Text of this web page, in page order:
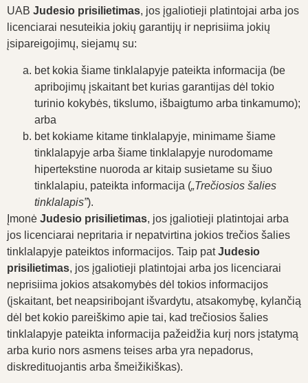
UAB Judesio prisilietimas, jos įgaliotieji platintojai arba jos
licenciarai nesuteikia jokių garantijų ir neprisiima jokių
įsipareigojimų, siejamų su:
bet kokia šiame tinklalapyje pateikta informacija (be
apribojimų įskaitant bet kurias garantijas dėl tokio
turinio kokybės, tikslumo, išbaigtumo arba tinkamumo);
arba
bet kokiame kitame tinklalapyje, minimame šiame
tinklalapyje arba šiame tinklalapyje nurodomame
hipertekstine nuoroda ar kitaip susietame su šiuo
tinklalapiu, pateikta informacija („Trečiosios šalies
tinklalapis”).
Įmonė Judesio prisilietimas, jos įgaliotieji platintojai arba
jos licenciarai nepritaria ir nepatvirtina jokios trečios šalies
tinklalapyje pateiktos informacijos. Taip patJudesio
prisilietimas, jos įgaliotieji platintojai arba jos licenciarai
neprisiima jokios atsakomybės dėl tokios informacijos
(įskaitant, bet neapsiribojant išvardytu, atsakomybę, kylančią
dėl bet kokio pareiškimo apie tai, kad trečiosios šalies
tinklalapyje pateikta informacija pažeidžia kurį nors įstatymą
arba kurio nors asmens teises arba yra nepadorus,
diskredituojantis arba šmeižikiškas).